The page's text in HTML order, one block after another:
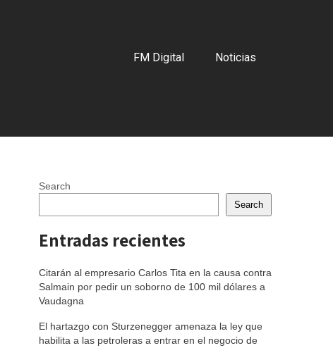
FM Digital Noticias
Search
Search
Entradas recientes
Citarán al empresario Carlos Tita en la causa contra
Salmain por pedir un soborno de 100 mil dólares a
Vaudagna
El hartazgo con Sturzenegger amenaza la ley que
habilita a las petroleras a entrar en el negocio de